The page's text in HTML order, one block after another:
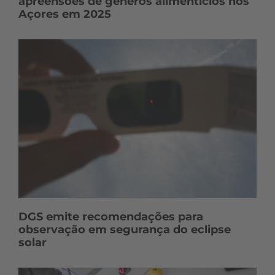
Açores em 2025
DGS emite recomendações para
observação em segurança do eclipse
solar